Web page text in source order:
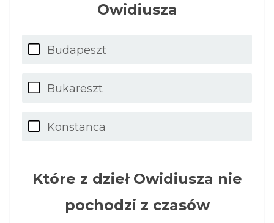
Owidiusza
Budapeszt
Bukareszt
Konstanca
Które z dzieł Owidiusza nie
pochodzi z czasów